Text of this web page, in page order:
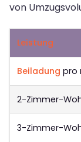
von
Leistung
Beiladung pro
2-Zimmer-
3-Zimmer-